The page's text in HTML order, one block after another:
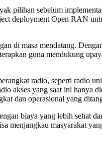
pilihan sebelum
deployment Open RAN
di masa mendatang.
guna mendukung
radio, seperti radio
akses yang saat ini hanya
dan operasional yang
biaya yang lebih sehat
menjangkau masyarakat